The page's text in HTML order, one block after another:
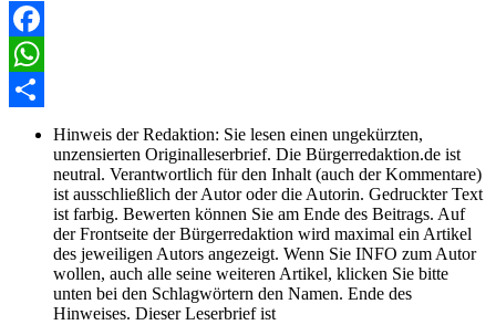
Facebook
WhatsApp
Hinweis der Redaktion: Sie lesen einen ungekürzten,
unzensierten Originalleserbrief. Die Bürgerredaktion.de ist
neutral. Verantwortlich für den Inhalt (auch der Kommentare)
ist ausschließlich der Autor oder die Autorin. Gedruckter Text
ist farbig. Bewerten können Sie am Ende des Beitrags. Auf
der Frontseite der Bürgerredaktion wird maximal ein Artikel
des jeweiligen Autors angezeigt. Wenn Sie INFO zum Autor
wollen, auch alle seine weiteren Artikel, klicken Sie bitte
unten bei den Schlagwörtern den Namen. Ende des
Hinweises. Dieser Leserbrief ist